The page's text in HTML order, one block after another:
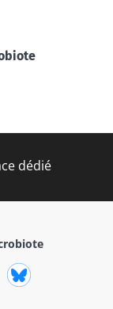
dédié
Instagram